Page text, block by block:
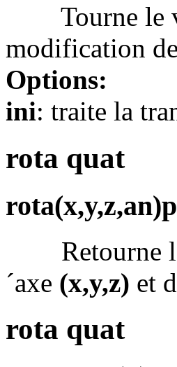
Tourne le
modification
Options:
ini: traite la
rota quat
Retourne
´axe (x,y,z) et
rota quat